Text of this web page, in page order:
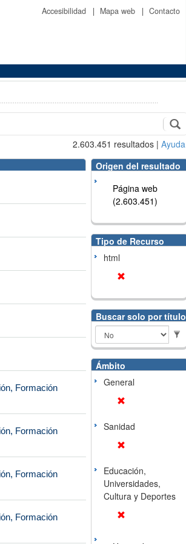
Accesibilidad | Mapa web | Contacto
2.603.451 resultados | Ayuda
Formación
Formación
Formación
Formación
Origen del resultado
Página web
(2.603.451)
Tipo de Recurso
html
Buscar solo por título
Ámbito
General
Sanidad
Educación,
Universidades,
Cultura y Deportes